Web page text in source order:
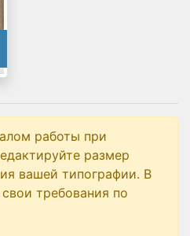
работы при
размер
вашей типографии. В
требования по